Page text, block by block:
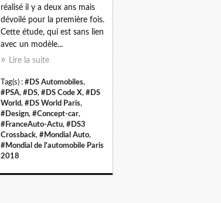
réalisé il y a deux ans mais
dévoilé pour la première fois.
Cette étude, qui est sans lien
avec un modèle...
Lire la suite
Tag(s) : #DS Automobiles,
#PSA, #DS, #DS Code X, #DS
World, #DS World Paris,
#Design, #Concept-car,
#FranceAuto-Actu, #DS3
Crossback, #Mondial Auto,
#Mondial de l'automobile Paris
2018